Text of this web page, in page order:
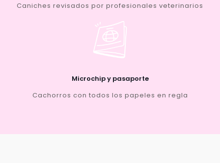
Caniches revisados por profesionales veterinarios
Microchip y pasaporte
Cachorros con todos los papeles en regla